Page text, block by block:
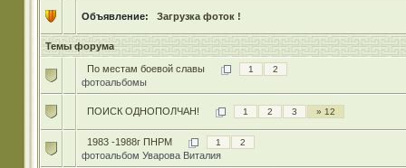
Объявление: Загрузка фоток !
Темы форума
По местам боевой славы 1 2
фотоальбомы
ПОИСК ОДНОПОЛЧАН! 1 2 3 » 12
1983 -1988г ПНРМ 1 2
фотоальбом Уварова Виталия